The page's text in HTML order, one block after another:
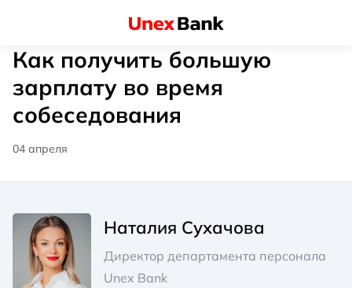
Как получить большую
зарплату во время
собеседования
04 апреля
Наталия Сухачова
Директор департамента персонала
Unex Bank